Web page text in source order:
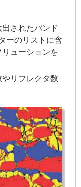
されたバンド
ーのリストに含
ューションを
リフレクタ数